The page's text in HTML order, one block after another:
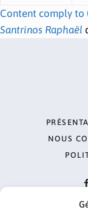
Content comply to
Santrinos Raphaël
NOUS